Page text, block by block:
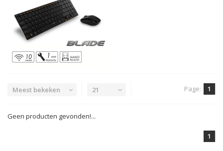
Meest bekeken 21 Page: 1
Geen producten gevonden!...
1